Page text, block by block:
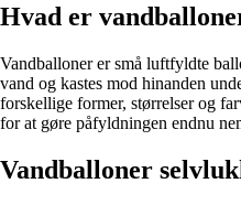
Hvad er
Vandballoner er små luftfyldte
vand og kastes mod hinanden
forskellige former, størrelser og
for at gøre påfyldningen endnu
Vandballoner